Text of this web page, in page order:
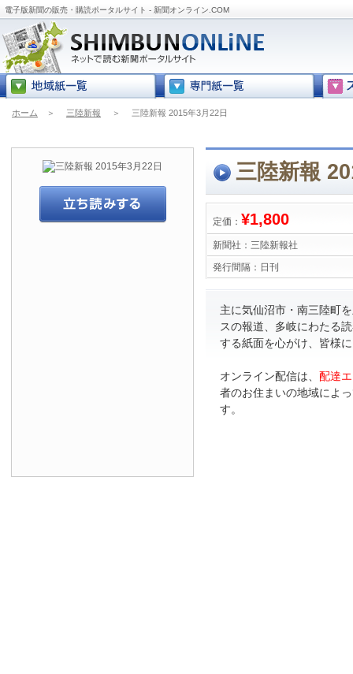
電子版新聞の販売・購読ポータルサイト - 新聞オンライン.COM
ホーム ＞ 三陸新報 ＞ 三陸新報 2015年3月22日
三陸新報
定価： ¥1,800
新聞社： 三陸新報社
発行間隔： 日刊
主に気仙沼市・南三陸町
スの報道、多岐にわたる
する紙面を心がけ、皆様
オンライン配信は、 配達
者のお住まいの地域によ
す。